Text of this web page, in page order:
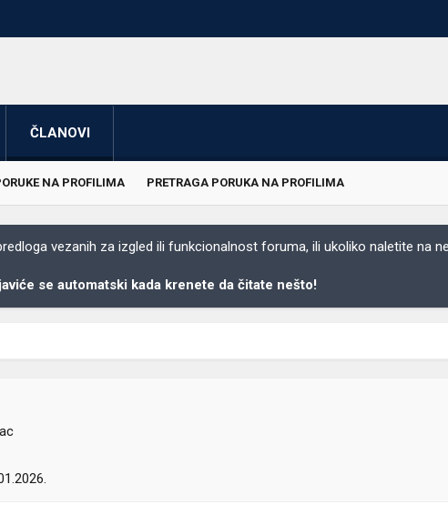
ČLANOVI
NA PROFILIMA PRETRAGA PORUKA NA PROFILIMA
vezanih za izgled ili funkcionalnost foruma, ili ukoliko naletite na
se automatski kada krenete da čitate nešto!